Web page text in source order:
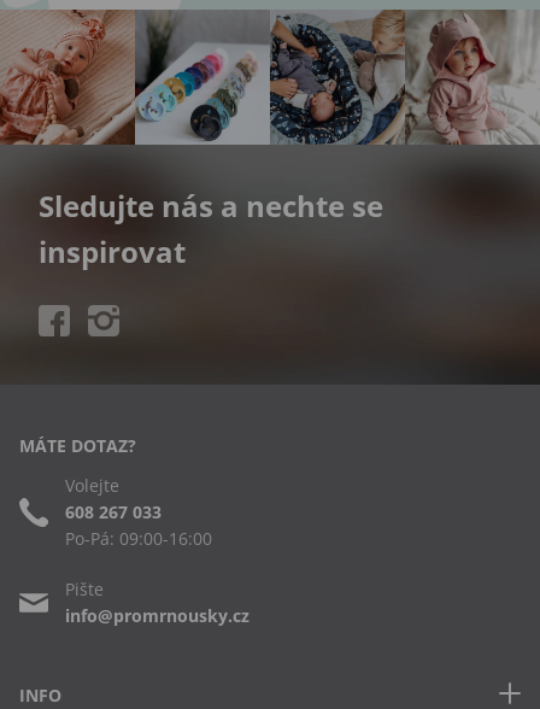
Sledujte nás a nechte se
inspirovat
INFO
MÁTE DOTAZ?
Volejte
608 267 033
Po-Pá: 09:00-16:00
Pište
info@promrnousky.cz